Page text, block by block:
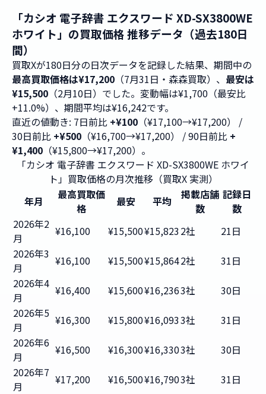
「カシオ 電子辞書 エクスワード XD-SX3800WE
ホワイト」の買取価格 推移データ（過去180日
間）
買取Xが180日分の日次データを記録した結果、期間中の
最高買取価格は¥17,200 （7月31日・森森買取）、 最安は
¥15,500 （2月10日）でした。変動幅は¥1,700（最安比
+11.0%）、期間平均は¥16,242です。
直近の値動き: 7日前比 +¥100 （¥17,100→¥17,200） /
30日前比 +¥500 （¥16,700→¥17,200） / 90日前比 +
¥1,400 （¥15,800→¥17,200）。
「カシオ 電子辞書 エクスワード XD-SX3800WE ホワイ
ト」買取価格の月次推移（買取X 実測）
年月
最高買取価
格
最安 平均
掲載店舗
数
記録日
数
2026年2
月
¥16,100 ¥15,500¥15,8232社
21日
2026年3
月
¥16,100 ¥15,500¥15,8642社
31日
2026年4
月
¥16,400 ¥15,600¥16,2363社
30日
2026年5
月
¥16,300 ¥15,800¥16,0933社
31日
2026年6
月
¥16,500 ¥16,300¥16,3303社
30日
2026年7
月
¥17,200 ¥16,500¥16,7903社
31日